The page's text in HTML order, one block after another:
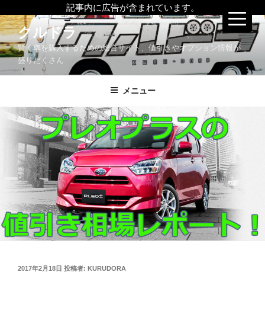
記事内に広告が含まれています。
コ
ン
テ
ツ
ス
クルドラ
賢く車を購入するための総合サイト、値引きやオプション情報が
盛りだくさん
メニュー
投
2017年2月18日 投稿者: KURUDORA